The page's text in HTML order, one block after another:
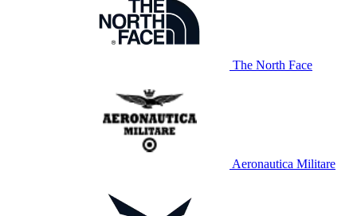
The North Face
Aeronautica Militare